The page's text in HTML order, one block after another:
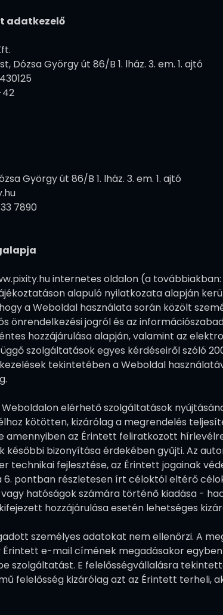
adatkezelő
Dózsa György út 86/B 1. lház. 3. em. 1. ajtó
42
György út 86/B 1. lház. 3. em. 1. ajtó
7890
internetes oldalon (a
alapuló nyilatkozata alapján
a Weboldal használata során közölt
önrendelkezési jogról és az
hozzájárulása alapján, valamint az
szolgáltatások egyes kérdéseiről szóló
tekintetében a Weboldal
elérhető szolgáltatások
kötötten, kizárólag a megrendelés
amennyiben az Érintett feliratkozott
későbbi bizonyítása érdekében gyűjti. Az
technikai fejlesztése, az Érintett jogainak
pontban részletesen írt céloktól eltérő
hatóságok számára történő kiadása -
hozzájárulása esetén lehetséges
személyes adatokat nem ellenőrzi. A
Érintett e-mail címének megadásakor
szolgáltatást. E felelősségvállalásra
felelősség kizárólag azt az Érintett terheli,